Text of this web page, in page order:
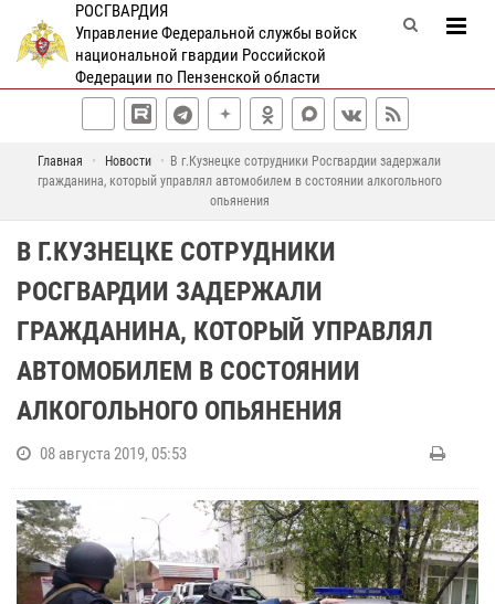
РОСГВАРДИЯ
Управление Федеральной службы войск
национальной гвардии Российской
Федерации по Пензенской области
Главная Новости
В г.Кузнецке сотрудники Росгвардии задержали
гражданина, который управлял автомобилем в состоянии алкогольного
опьянения
В Г.КУЗНЕЦКЕ СОТРУДНИКИ
РОСГВАРДИИ ЗАДЕРЖАЛИ
ГРАЖДАНИНА, КОТОРЫЙ УПРАВЛЯЛ
АВТОМОБИЛЕМ В СОСТОЯНИИ
АЛКОГОЛЬНОГО ОПЬЯНЕНИЯ
08 августа 2019, 05:53